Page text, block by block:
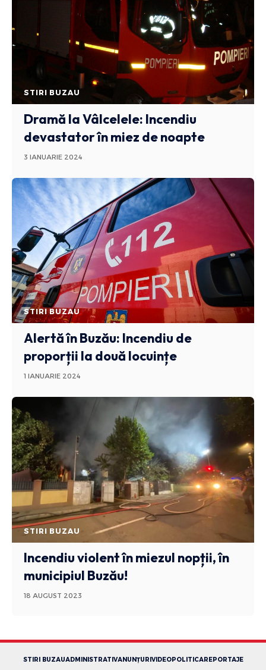
STIRI BUZAU
Dramă la Vâlcelele: Incendiu
devastator în miez de noapte
3 IANUARIE 2024
STIRI BUZAU
Alertă în Buzău: Incendiu de
proporții la două locuințe
1 IANUARIE 2024
STIRI BUZAU
Incendiu violent în miezul nopții, în
municipiul Buzău!
18 AUGUST 2023
STIRI BUZAUADMINISTRATIVANUNȚURIVIDEOPOLITICAREPORTAJE